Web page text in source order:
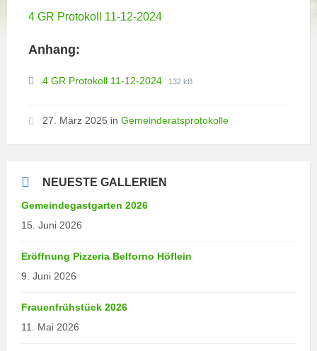
4 GR Protokoll 11-12-2024
Anhang:
4 GR Protokoll 11-12-2024
File
File
132 kB
27. März 2025 in Gemeinderatsprotokolle
NEUESTE GALLERIEN
Gemeindegastgarten 2026
15. Juni 2026
Eröffnung Pizzeria Belforno Höflein
9. Juni 2026
Frauenfrühstück 2026
11. Mai 2026